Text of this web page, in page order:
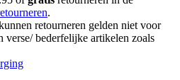
.
retourneren gelden niet voor
verse/ bederfelijke artikelen zoals